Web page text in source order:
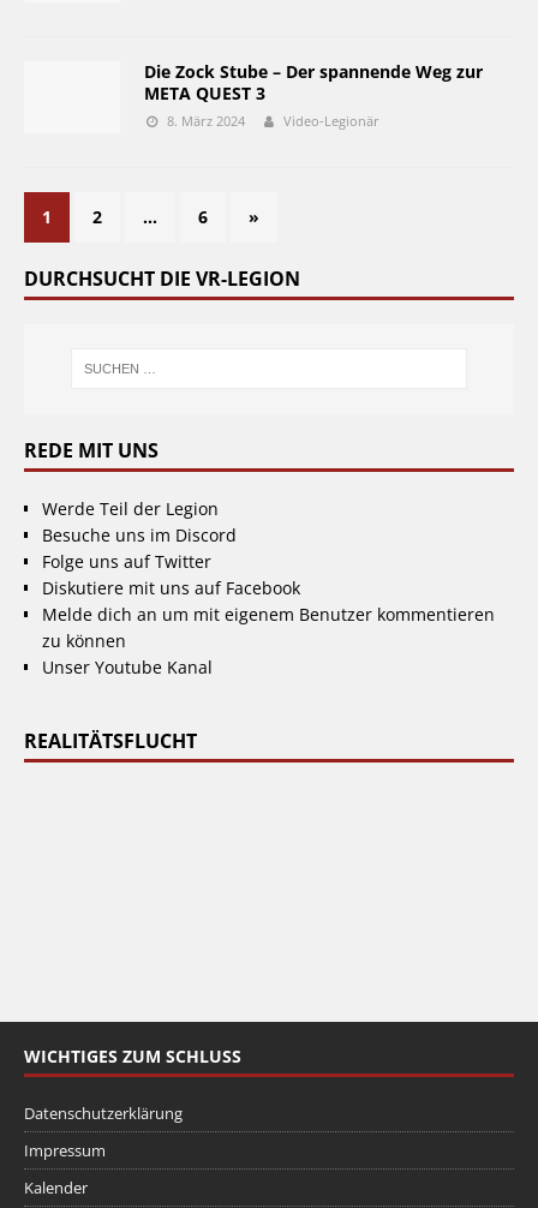
Die Zock Stube – Der spannende Weg zur
META QUEST 3
8. März 2024 Video-Legionär
1 2 … 6 »
DURCHSUCHT DIE VR-LEGION
REDE MIT UNS
Werde Teil der Legion
Besuche uns im Discord
Folge uns auf Twitter
Diskutiere mit uns auf Facebook
Melde dich an um mit eigenem Benutzer kommentieren
zu können
Unser Youtube Kanal
REALITÄTSFLUCHT
WICHTIGES ZUM SCHLUSS
Datenschutzerklärung
Impressum
Kalender